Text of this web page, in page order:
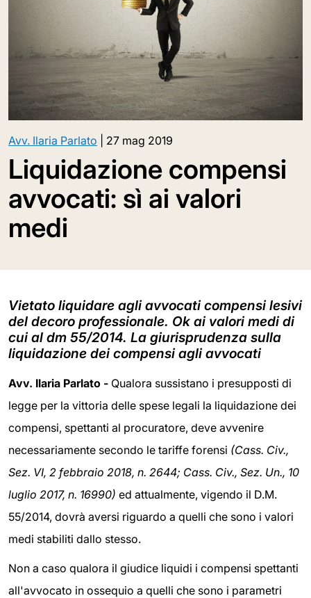
Avv. Ilaria Parlato 27 mag 2019
Liquidazione compensi
avvocati: sì ai valori
medi
Vietato liquidare agli avvocati compensi lesivi
del decoro professionale. Ok ai valori medi di
cui al dm 55/2014. La giurisprudenza sulla
liquidazione dei compensi agli avvocati
Avv. Ilaria Parlato - Qualora sussistano i presupposti di
legge per la vittoria delle spese legali la liquidazione dei
compensi, spettanti al procuratore, deve avvenire
necessariamente secondo le tariffe forensi (Cass. Civ.,
Sez. VI, 2 febbraio 2018, n. 2644; Cass. Civ., Sez. Un., 10
luglio 2017, n. 16990) ed attualmente, vigendo il D.M.
55/2014, dovrà aversi riguardo a quelli che sono i valori
medi stabiliti dallo stesso.
Non a caso qualora il giudice liquidi i compensi spettanti
all'avvocato in ossequio a quelli che sono i parametri